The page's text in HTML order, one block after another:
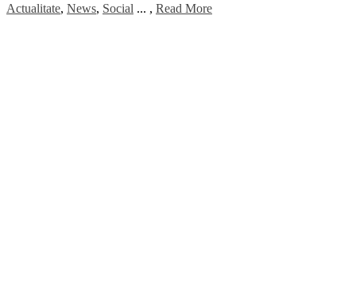
Actualitate, News, Social ... , Read More